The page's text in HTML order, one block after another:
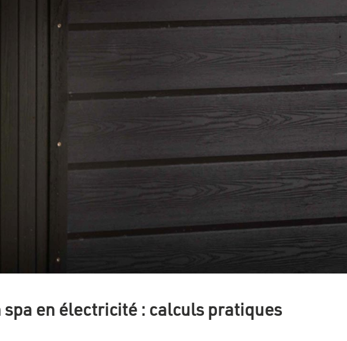
spa en électricité : calculs pratiques